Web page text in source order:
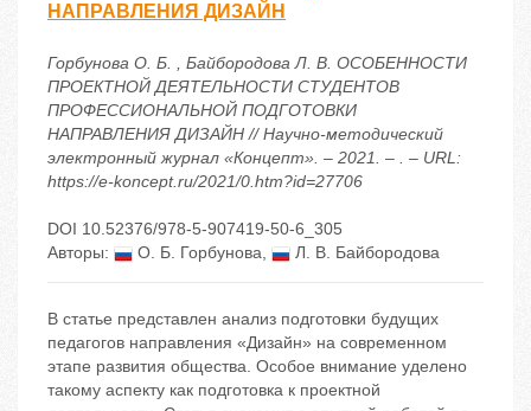
НАПРАВЛЕНИЯ ДИЗАЙН
Горбунова О. Б. , Байбородова Л. В. ОСОБЕННОСТИ
ПРОЕКТНОЙ ДЕЯТЕЛЬНОСТИ СТУДЕНТОВ
ПРОФЕССИОНАЛЬНОЙ ПОДГОТОВКИ
НАПРАВЛЕНИЯ ДИЗАЙН // Научно-методический
электронный журнал «Концепт». – 2021. – . – URL:
https://e-koncept.ru/2021/0.htm?id=27706
DOI 10.52376/978-5-907419-50-6_305
Авторы:
О. Б. Горбунова, Л. В. Байбородова
В статье представлен анализ подготовки будущих
педагогов направления «Дизайн» на современном
этапе развития общества. Особое внимание уделено
такому аспекту как подготовка к проектной